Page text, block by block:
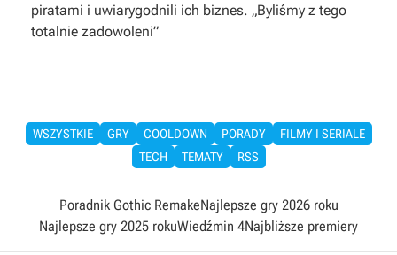
piratami i uwiarygodnili ich biznes. „Byliśmy z tego
totalnie zadowoleni”
WSZYSTKIE GRY COOLDOWN PORADY
FILMY I SERIALE
TECH
TEMATY RSS
Poradnik Gothic RemakeNajlepsze gry 2026 roku
Najlepsze gry 2025 rokuWiedźmin 4Najbliższe premiery